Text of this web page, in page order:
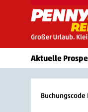
Aktuelle
Buchungscode